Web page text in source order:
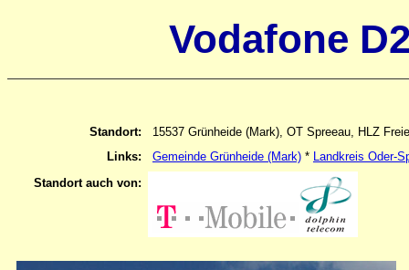
Vodafone
Standort:
15537 Grünheide (Mark), OT Spreeau, HLZ
Links:
Gemeinde Grünheide (Mark) * Landkreis Oder-
Standort auch von: